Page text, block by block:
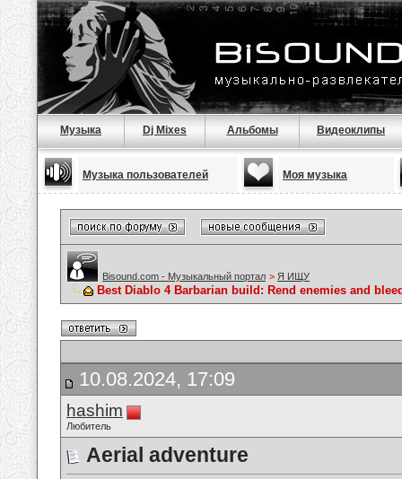
Музыка Dj Mixes Альбомы Видеоклипы
Музыка пользователей Моя музыка
Bisound.com - Музыкальный портал > Я ИЩУ
Best Diablo 4 Barbarian build: Rend enemies and
10.08.2024, 17:09
hashim
Любитель
Aerial adventure